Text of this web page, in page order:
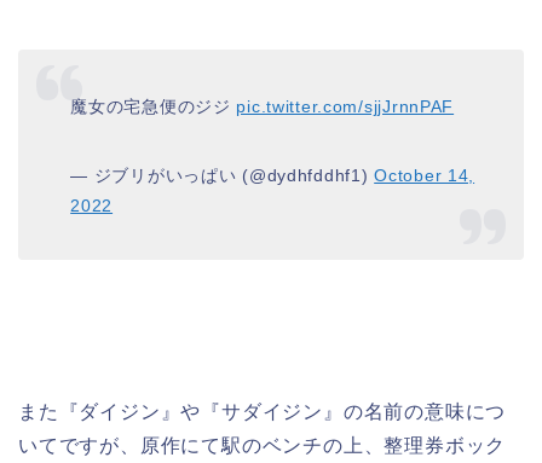
魔女の宅急便のジジ pic.twitter.com/sjjJrnnPAF
— ジブリがいっぱい (@dydhfddhf1)October 14,
2022
また『ダイジン』や『サダイジン』の名前の意味につ
いてですが、原作にて駅のベンチの上、整理券ボック